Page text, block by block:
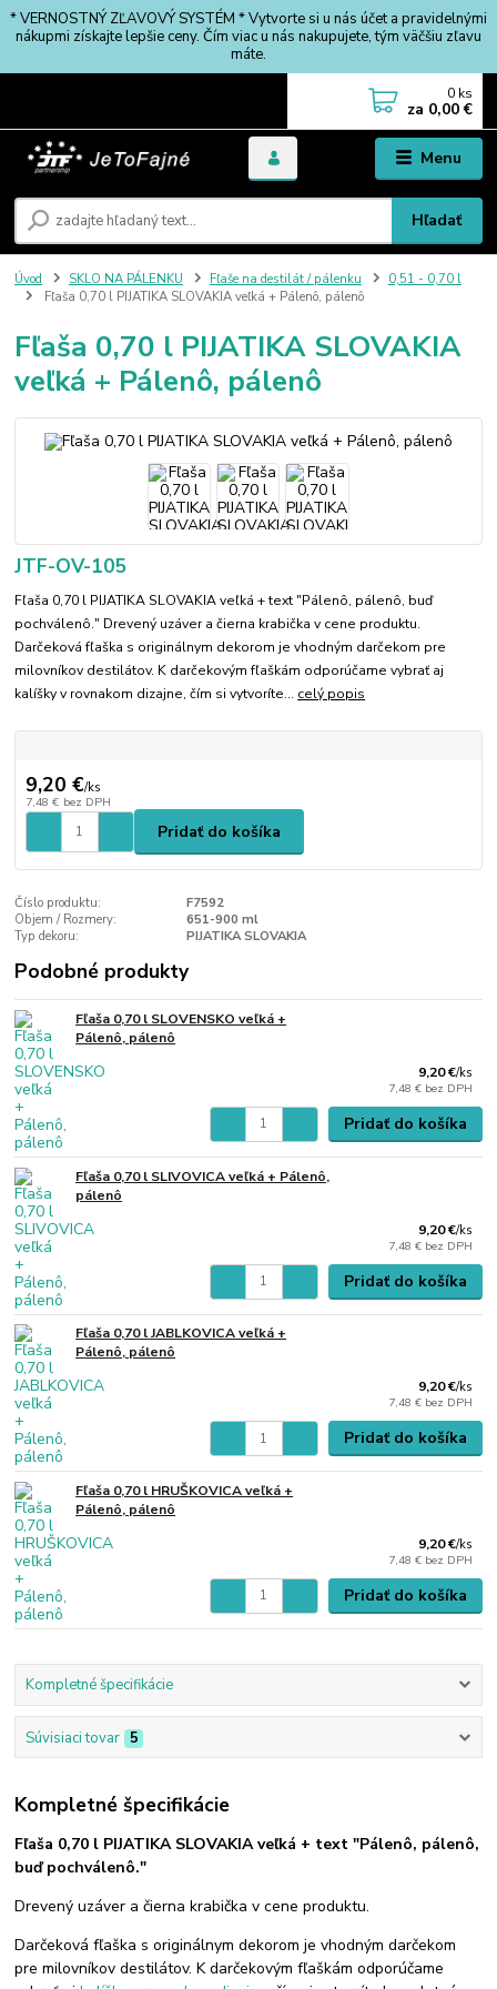
* VERNOSTNÝ ZĽAVOVÝ SYSTÉM * Vytvorte si u nás účet a pravidelnými
nákupmi získajte lepšie ceny. Čím viac u nás nakupujete, tým väčšiu zľavu
máte.
Menu
Hľadať
0 ks
za 0,00 €
Úvod SKLO NA PÁLENKU Fľaše na destilát / pálenku
0,51 - 0,70 l
Fľaša 0,70 l PIJATIKA SLOVAKIA veľká + Pálenô, pálenô
Fľaša 0,70 l PIJATIKA SLOVAKIA
veľká + Pálenô, pálenô
JTF-OV-105
Fľaša 0,70 l PIJATIKA SLOVAKIA veľká + text "Pálenô, pálenô, buď
pochválenô." Drevený uzáver a čierna krabička v cene produktu.
Darčeková fľaška s originálnym dekorom je vhodným darčekom pre
milovníkov destilátov. K darčekovým fľaškám odporúčame vybrať aj
kalíšky v rovnakom dizajne, čím si vytvoríte... celý popis
9,20 €/ks
7,48 € bez DPH
Pridať do košíka
Číslo produktu:
F7592
Objem / Rozmery:
651-900 ml
Typ dekoru:
PIJATIKA SLOVAKIA
Podobné produkty
Fľaša 0,70 l SLOVENSKO veľká +
Pálenô, pálenô
9,20 €/ks
7,48 € bez DPH
Pridať do košíka
Fľaša 0,70 l SLIVOVICA veľká + Pálenô,
pálenô
9,20 €/ks
7,48 € bez DPH
Pridať do košíka
Fľaša 0,70 l JABLKOVICA veľká +
Pálenô, pálenô
9,20 €/ks
7,48 € bez DPH
Pridať do košíka
Fľaša 0,70 l HRUŠKOVICA veľká +
Pálenô, pálenô
9,20 €/ks
7,48 € bez DPH
Pridať do košíka
Kompletné špecifikácie
Súvisiaci tovar 5
Kompletné špecifikácie
Fľaša 0,70 l PIJATIKA SLOVAKIA veľká + text "Pálenô, pálenô,
buď pochválenô."
Drevený uzáver a čierna krabička v cene produktu.
Darčeková fľaška s originálnym dekorom je vhodným darčekom
pre milovníkov destilátov. K darčekovým fľaškám odporúčame